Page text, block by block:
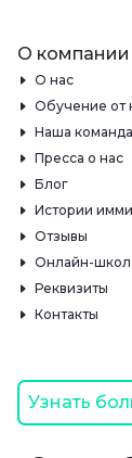
О компании
О нас
Обучение от
Наша команда
Пресса о нас
Блог
Истории
Отзывы
Онлайн-
Реквизиты
Контакты
Узнать